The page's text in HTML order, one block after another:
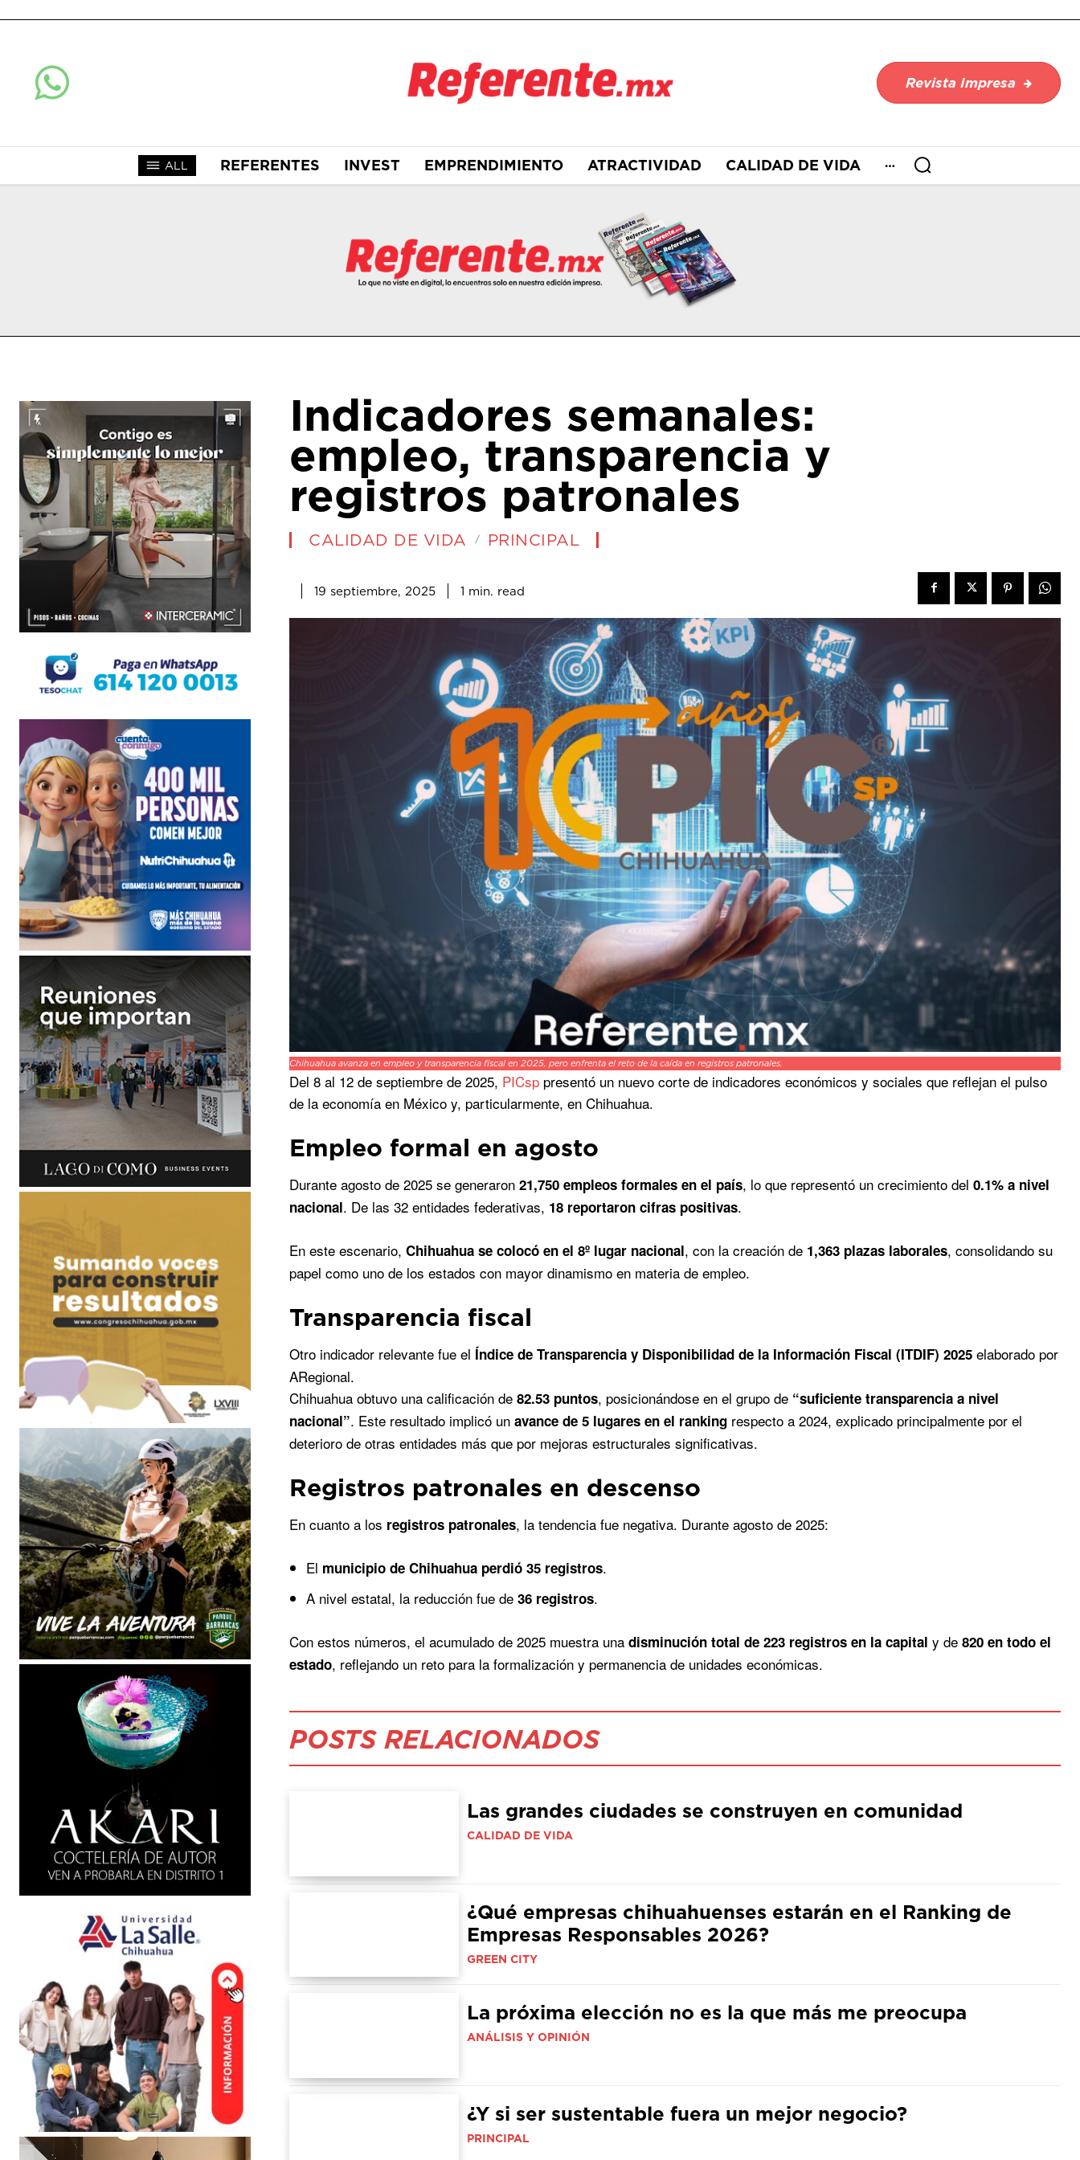
Revista Impresa
ALL REFERENTES INVEST EMPRENDIMIENTO ATRACTIVIDAD CALIDAD DE VIDA
Indicadores semanales:
empleo, transparencia y
registros patronales
CALIDAD DE VIDA PRINCIPAL
19 septiembre, 2025 1 min. read
Chihuahua avanza en empleo y transparencia fiscal en 2025, pero enfrenta el reto de la caída en registros patronales.
Del 8 al 12 de septiembre de 2025, PICsp presentó un nuevo corte de indicadores económicos y sociales que reflejan el pulso
de la economía en México y, particularmente, en Chihuahua.
Empleo formal en agosto
Durante agosto de 2025 se generaron 21,750 empleos formales en el país, lo que representó un crecimiento del 0.1% a nivel
nacional. De las 32 entidades federativas, 18 reportaron cifras positivas.
En este escenario, Chihuahua se colocó en el 8º lugar nacional, con la creación de 1,363 plazas laborales, consolidando su
papel como uno de los estados con mayor dinamismo en materia de empleo.
Transparencia fiscal
Otro indicador relevante fue el Índice de Transparencia y Disponibilidad de la Información Fiscal (ITDIF) 2025 elaborado por
ARegional.
Chihuahua obtuvo una calificación de 82.53 puntos, posicionándose en el grupo de “suficiente transparencia a nivel
nacional”. Este resultado implicó un avance de 5 lugares en el ranking respecto a 2024, explicado principalmente por el
deterioro de otras entidades más que por mejoras estructurales significativas.
Registros patronales en descenso
En cuanto a los registros patronales, la tendencia fue negativa. Durante agosto de 2025:
El municipio de Chihuahua perdió 35 registros.
A nivel estatal, la reducción fue de 36 registros.
Con estos números, el acumulado de 2025 muestra una disminución total de 223 registros en la capital y de 820 en todo el
estado, reflejando un reto para la formalización y permanencia de unidades económicas.
POSTS RELACIONADOS
Las grandes ciudades se construyen en comunidad
CALIDAD DE VIDA
¿Qué empresas chihuahuenses estarán en el Ranking de
Empresas Responsables 2026?
GREEN CITY
La próxima elección no es la que más me preocupa
ANÁLISIS Y OPINIÓN
¿Y si ser sustentable fuera un mejor negocio?
PRINCIPAL